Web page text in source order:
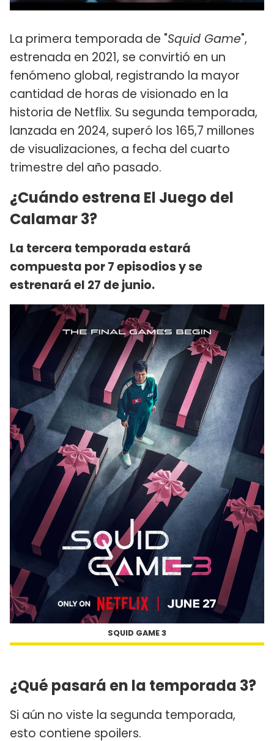
La primera temporada de "Squid Game",
estrenada en 2021, se convirtió en un
fenómeno global, registrando la mayor
cantidad de horas de visionado en la
historia de Netflix. Su segunda temporada,
lanzada en 2024, superó los 165,7 millones
de visualizaciones, a fecha del cuarto
trimestre del año pasado.
¿Cuándo estrena El Juego del
Calamar 3?
La tercera temporada estará
compuesta por 7 episodios y se
estrenará el 27 de junio.
SQUID GAME 3
¿Qué pasará en la temporada 3?
Si aún no viste la segunda temporada,
esto contiene spoilers.